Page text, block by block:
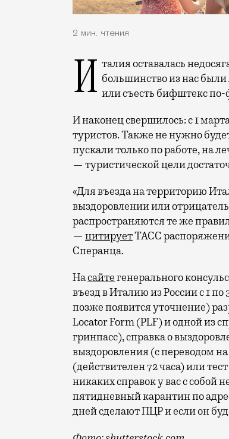
2 мин. чтения
Италия оставалась недосягаемой с марта 2020-го — прошло целых два года, как большинство из нас
или съесть бифштекс
И наконец свершилось: с 1
туристов. Также не нужно
пускали только по работе, на
— туристической цели
«Для въезда на территорию
выздоровлении или
распространяются те же
— цитируетТАСС
Сперанца.
Насайтегенерального
въезд в Италию из России с 1
позже появится уточнение)
Locator Form (PLF) и одной из
гринпасс), справка о
выздоровления (с переводом
(действителен 72 часа) или
никаких справок у вас с собой
пятидневный карантин по
дней сделают ПЦР и если он